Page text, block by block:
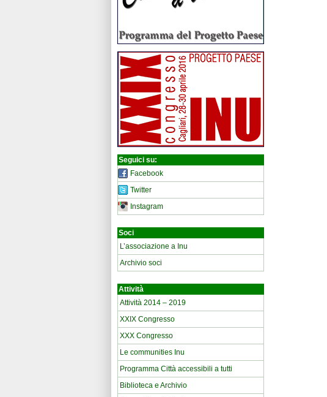
Seguici su:
Facebook
Twitter
Instagram
Soci
L’associazione a Inu
Archivio soci
Attività
Attività 2014 – 2019
XXIX Congresso
XXX Congresso
Le communities Inu
Programma Città accessibili a tutti
Biblioteca e Archivio